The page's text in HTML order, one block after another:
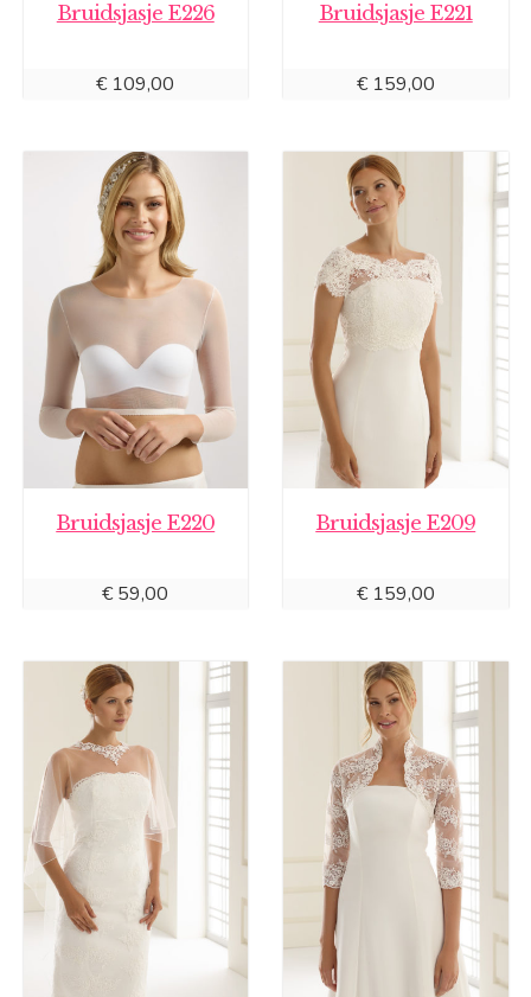
Bruidsjasje E226
€109,00
Bruidsjasje E221
€159,00
Bruidsjasje E220
€59,00
Bruidsjasje E209
€159,00